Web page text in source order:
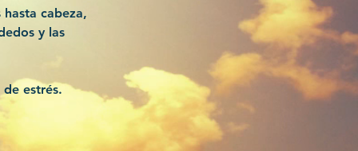
cabeza,
y las
estrés.